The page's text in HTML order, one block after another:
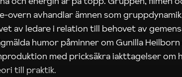
overn avhandlar ämnen som
av ledare i relation till behovet av
humor påminner om Gunilla
med pricksäkra iakttagelser om
till praktik.